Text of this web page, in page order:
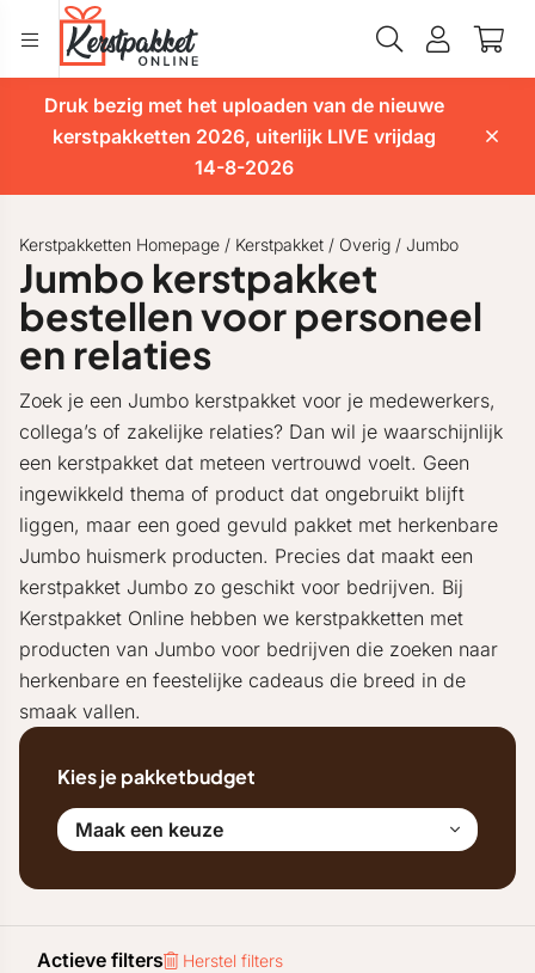
Druk bezig met het uploaden van de nieuwe
kerstpakketten 2026, uiterlijk LIVE vrijdag
14-8-2026
Kerstpakketten Homepage / Kerstpakket / Overig / Jumbo
Jumbo kerstpakket
bestellen voor personeel
en relaties
Zoek je een Jumbo kerstpakket voor je medewerkers,
collega’s of zakelijke relaties? Dan wil je waarschijnlijk
een kerstpakket dat meteen vertrouwd voelt. Geen
ingewikkeld thema of product dat ongebruikt blijft
liggen, maar een goed gevuld pakket met herkenbare
Jumbo huismerk producten. Precies dat maakt een
kerstpakket Jumbo zo geschikt voor bedrijven. Bij
Kerstpakket Online hebben we kerstpakketten met
producten van Jumbo voor bedrijven die zoeken naar
herkenbare en feestelijke cadeaus die breed in de
smaak vallen.
Kies je pakketbudget
Maak een keuze
Actieve filters
Herstel filters